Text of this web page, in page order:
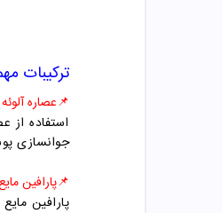
ترکیبات
📌عصاره
استفاده
جوانسازی
📌پارافین
پارافین